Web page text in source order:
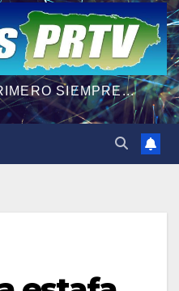
SIEMPRE...